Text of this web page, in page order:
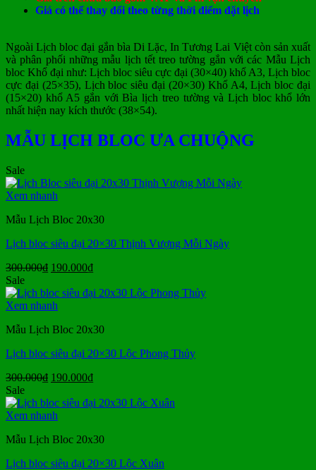
Giá có thể thay đổi theo từng thời điểm đặt lịch
Ngoài Lịch bloc đại gắn bìa Di Lặc, In Tương Lai Việt còn sản xuất
và phân phối những mẫu lịch tết treo tường gắn với các Mẫu Lịch
bloc Khổ đại như: Lịch bloc siêu cực đại (30×40) khổ A3, Lịch bloc
cực đại (25×35), Lịch bloc siêu đại (20×30) Khổ A4, Lịch bloc đại
(15×20) khổ A5 gắn với Bìa lịch treo tường và Lịch bloc khổ lớn
nhất hiện nay kích thước (38×54).
MẪU LỊCH BLOC ƯA CHUỘNG
Sale
Xem nhanh
Mẫu Lịch Bloc 20x30
Lịch bloc siêu đại 20×30 Thịnh Vượng Mỗi Ngày
300.000₫ Giá
là:
300.000₫.
190.000₫Giá
tại
Sale
Xem nhanh
Mẫu Lịch Bloc 20x30
Lịch bloc siêu đại 20×30 Lộc Phong Thủy
300.000₫ Giá
là:
300.000₫.
190.000₫Giá
tại
Sale
Xem nhanh
Mẫu Lịch Bloc 20x30
Lịch bloc siêu đại 20×30 Lộc Xuân